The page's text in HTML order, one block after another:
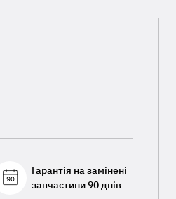
Гарантія на замінені
запчастини 90 днів